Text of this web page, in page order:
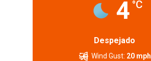
4 °C
Despejado
Wind Gust: 20 mph